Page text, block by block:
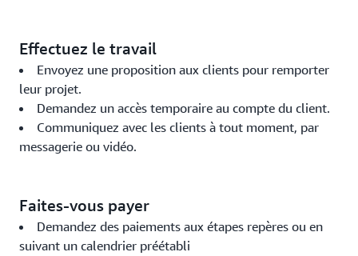
Effectuez le travail
Envoyez une proposition aux clients pour remporter
leur projet.
Demandez un accès temporaire au compte du client.
Communiquez avec les clients à tout moment, par
messagerie ou vidéo.
Faites-vous payer
Demandez des paiements aux étapes repères ou en
suivant un calendrier préétabli